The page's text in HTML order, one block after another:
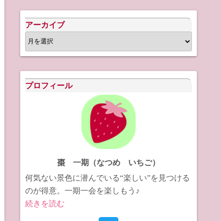
アーカイブ
ア
ー
ブ
プロフィール
棗 一期（なつめ いちご）
何気ない景色に潜んでいる“楽しい”を見つける
のが得意。一期一会を楽しもう♪
続きを読む